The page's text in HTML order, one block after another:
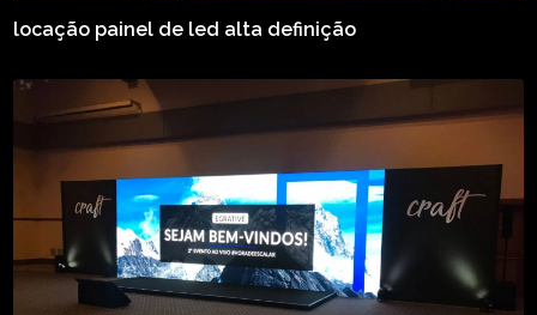
locação painel de led alta definição